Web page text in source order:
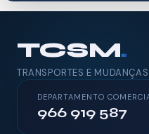
TCSM.
TRANSPORTES E
DEPARTAMENTO
966 919 587